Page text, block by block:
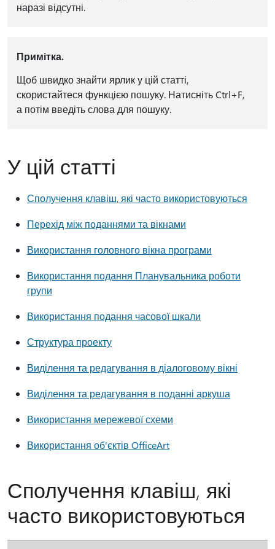
наразі відсутні.
Примітка.
Щоб швидко знайти ярлик у цій статті,
скористайтеся функцією пошуку. Натисніть Ctrl+F,
а потім введіть слова для пошуку.
У цій статті
Сполучення клавіш, які часто використовуються
Перехід між поданнями та вікнами
Використання головного вікна програми
Використання подання Планувальника роботи
групи
Використання подання часової шкали
Структура проекту
Виділення та редагування в діалоговому вікні
Виділення та редагування в поданні аркуша
Використання мережевої схеми
Використання об'єктів OfficeArt
Сполучення клавіш, які
часто використовуються